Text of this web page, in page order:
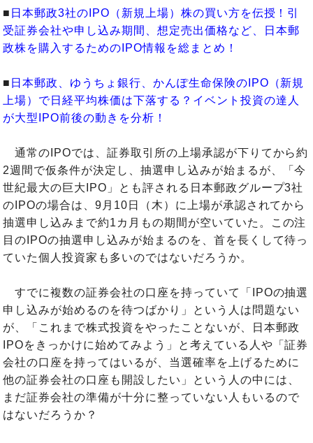
■ 日本郵政3社のIPO（新規上場）株の買い方を伝授！引
受証券会社や申し込み期間、想定売出価格など、日本郵
政株を購入するためのIPO情報を総まとめ！
■ 日本郵政、ゆうちょ銀行、かんぽ生命保険のIPO（新規
上場）で日経平均株価は下落する？イベント投資の達人
が大型IPO前後の動きを分析！
通常のIPOでは、証券取引所の上場承認が下りてから約
2週間で仮条件が決定し、抽選申し込みが始まるが、「今
世紀最大の巨大IPO」とも評される日本郵政グループ3社
のIPOの場合は、9月10日（木）に上場が承認されてから
抽選申し込みまで約1カ月もの期間が空いていた。この注
目のIPOの抽選申し込みが始まるのを、首を長くして待っ
ていた個人投資家も多いのではないだろうか。
すでに複数の証券会社の口座を持っていて「IPOの抽選
申し込みが始めるのを待つばかり」という人は問題ない
が、「これまで株式投資をやったことないが、日本郵政
IPOをきっかけに始めてみよう」と考えている人や「証券
会社の口座を持ってはいるが、当選確率を上げるために
他の証券会社の口座も開設したい」という人の中には、
まだ証券会社の準備が十分に整っていない人もいるので
はないだろうか？